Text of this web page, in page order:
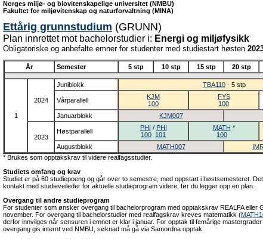
Norges miljø- og biovitenskapelige universitet (NMBU)
Fakultet for miljøvitenskap og naturforvaltning (MINA)
Ettårig grunnstudium (GRUNN)
Plan innrettet mot bachelorstudier i: Energi og miljøfysikk
Obligatoriske og anbefalte emner for studenter med studiestart høsten
År Semester 5 stp 10 stp 15 stp 20 stp
1
2024
Juniblokk TBA110- 5 stp
Vårparallell
KJM
100
FYS
100
Januarblokk
KJM007
2023
Høstparallell PHI / PHI
100 101
MATH *
100
Augustblokk
MATH007
* Brukes som opptakskrav til videre realfagsstudier.
Studiets omfang og krav
Studiet er på 60 studiepoeng og går over to semestre, med oppstart i høstsemesteret.
kontakt med studieveileder for aktuelle studieprogram videre, før du legger opp en plan.
Overgang til andre studieprogram
For studenter som ønsker overgang til bachelorprogram med opptakskrav REALFA eller
november. For overgang til bachelorstudier med realfagskrav kreves matematikk (
derfor innvilges når sensuren i emnet er klar i januar. For opptak til femårige
overgang gis internt ved NMBU, søknad må gå via Samordna opptak.